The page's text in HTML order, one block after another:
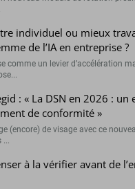
individuel ou mieux
de l’IA en entreprise ?
comme un levier d’accélération
: « La DSN en 2026 : un
de conformité »
(encore) de visage avec ce
...
à la vérifier avant de